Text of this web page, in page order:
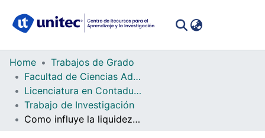
Communities
Collections
All of DSpace
Home
Trabajos de Grado
Facultad de Ciencias Administrativas y Sociales
Licenciatura en Contaduría Pública y Finanzas
Trabajo de Investigación
Como influye la liquidez de los bancos comerciales en la económia de Honduras